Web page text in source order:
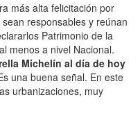
más alta felicitación por
responsables y reúnan
Patrimonio de la
menos a nivel Nacional.
Michelín al día de hoy
una buena señal. En este
urbanizaciones, muy